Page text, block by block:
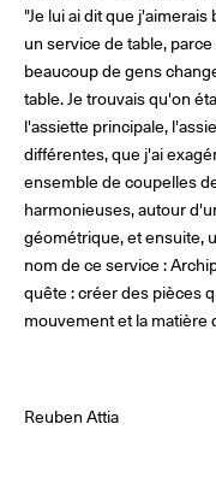
"Je lui ai dit que
un service de table,
beaucoup de gens
table. Je trouvais qu'on
l'assiette principale,
différentes, que j'ai
ensemble de coupelles
harmonieuses, autour
géométrique, et ensuite,
nom de ce service :
quête : créer des pièces
mouvement et la matière
Reuben Attia